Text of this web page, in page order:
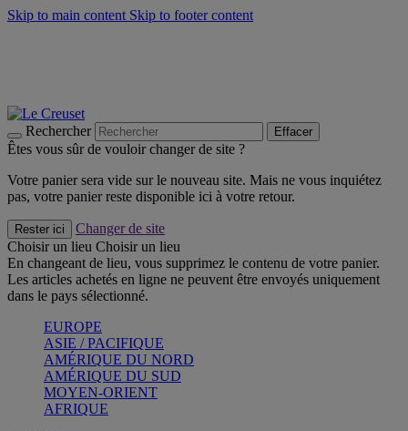
Skip to main content Skip to footer content
Rechercher Effacer
Êtes vous sûr de vouloir changer de site ?
Votre panier sera vide sur le nouveau site. Mais ne vous inquiétez
pas, votre panier reste disponible ici à votre retour.
Rester ici
Changer de site
Choisir un lieu Choisir un lieu
En changeant de lieu, vous supprimez le contenu de votre panier.
Les articles achetés en ligne ne peuvent être envoyés uniquement
dans le pays sélectionné.
EUROPE
ASIE / PACIFIQUE
AMÉRIQUE DU NORD
AMÉRIQUE DU SUD
MOYEN-ORIENT
AFRIQUE